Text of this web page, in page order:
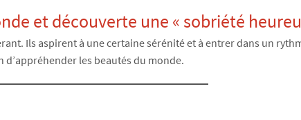
et découverte une « sobriété
Ils aspirent à une certaine sérénité et à entrer dans un
les beautés du monde.